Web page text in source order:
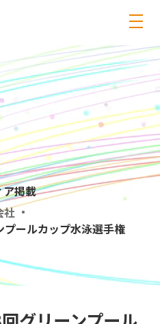
社
ールカップ水泳選手権
ア掲載